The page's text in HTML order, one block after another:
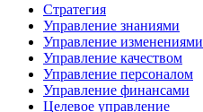
Стратегия
Управление знаниями
Управление изменениями
Управление качеством
Управление персоналом
Управление финансами
Целевое управление